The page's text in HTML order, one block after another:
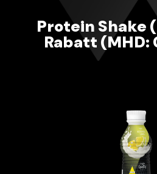
Protein Shake
Rabatt (MHD: